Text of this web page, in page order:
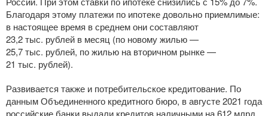
Благодаря этому платежи по ипотеке довольно приемлимые:
в настоящее время в среднем они составляют
23,2 тыс. рублей в месяц (по новому жилью —
25,7 тыс. рублей, по жилью на вторичном рынке —
21 тыс. рублей).
Развивается также и потребительское кредитование. По
данным Объединенного кредитного бюро, в августе 2021 года
российские банки выдали кредитов наличными на 612 млрд.